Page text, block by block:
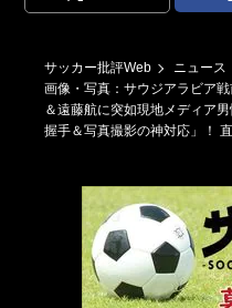
サッカー批評Web ニュース
画像・写真：サウジアラビア
＆遠藤航に突如現地メディア
握手＆写真撮影の神対応」！